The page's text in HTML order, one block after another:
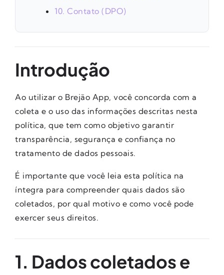
10. Contato (DPO)
Introdução
Ao utilizar o Brejão App, você concorda com a
coleta e o uso das informações descritas nesta
política, que tem como objetivo garantir
transparência, segurança e confiança no
tratamento de dados pessoais.
É importante que você leia esta política na
íntegra para compreender quais dados são
coletados, por qual motivo e como você pode
exercer seus direitos.
1. Dados coletados e